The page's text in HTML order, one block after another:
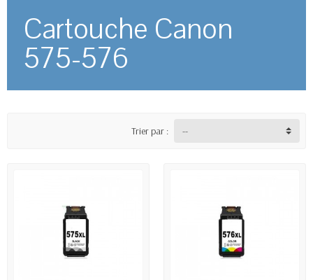
Cartouche Canon
575-576
Trier par :